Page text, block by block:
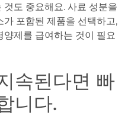
도 중요해요. 사료 성분을
포함된 제품을 선택하고,
제를 급여하는 것이 필요
속된다면 빠
니다.